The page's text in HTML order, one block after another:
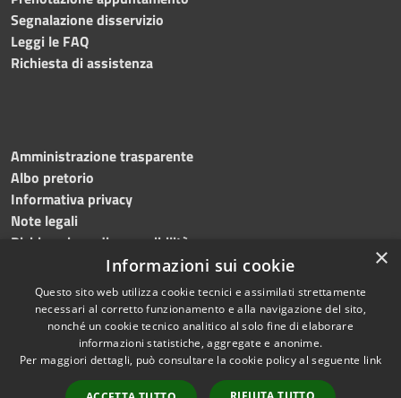
Segnalazione disservizio
Leggi le FAQ
Richiesta di assistenza
Amministrazione trasparente
Albo pretorio
Informativa privacy
Note legali
Dichiarazione di accessibilità
Accessibilità
Privacy
© 2023 • Comune di
Monte Giberto • Powered
byMunicipium•Accesso
redazione
×
Informazioni sui cookie
Questo sito web utilizza cookie tecnici e assimilati strettamente
necessari al corretto funzionamento e alla navigazione del sito,
nonché un cookie tecnico analitico al solo fine di elaborare
informazioni statistiche, aggregate e anonime.
Per maggiori dettagli, può consultare la cookie policy al seguente link